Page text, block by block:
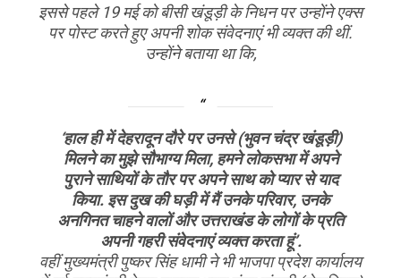
इससे पहले 19 मई को बीसी खंडूड़ी के निधन पर उन्होंने एक्स
पर पोस्ट करते हुए अपनी शोक संवेदनाएं भी व्यक्त की थीं.
उन्होंने बताया था कि,
‘हाल ही में देहरादून दौरे पर उनसे (भुवन चंद्र खंडूड़ी)
मिलने का मुझे सौभाग्य मिला, हमने लोकसभा में अपने
पुराने साथियों के तौर पर अपने साथ को प्यार से याद
किया. इस दुख की घड़ी में मैं उनके परिवार, उनके
अनगिनत चाहने वालों और उत्तराखंड के लोगों के प्रति
अपनी गहरी संवेदनाएं व्यक्त करता हूं’.
वहीं मुख्यमंत्री पुष्कर सिंह धामी ने भी भाजपा प्रदेश कार्यालय